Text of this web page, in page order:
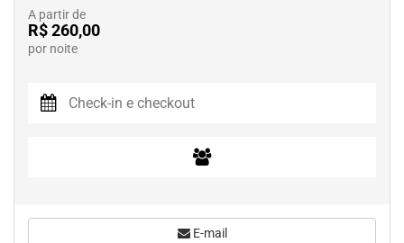
A partir de
R$ 260,00
por noite
E-mail